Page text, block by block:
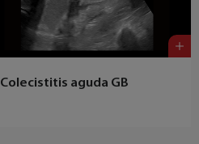
Colecistitis aguda GB